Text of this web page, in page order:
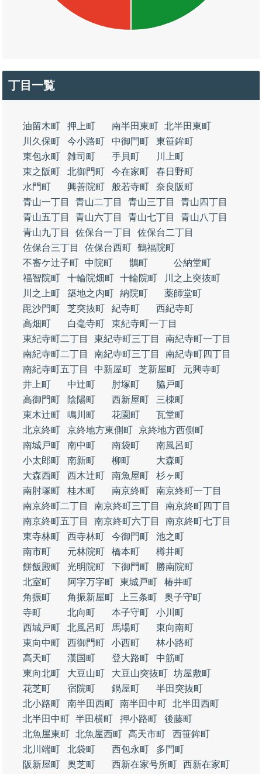
丁目一覧
油留木町 押上町 南半田東町 北半田東町
川久保町
今小路町 中御門町
東笹鉾町
東包永町
雑司町 手貝町
川上町
東之阪町
北御門町 今在家町
春日野町
水門町
興善院町 般若寺町
奈良阪町
青山一丁目
青山二丁目 青山三丁目
青山四丁目
青山五丁目
青山六丁目 青山七丁目
青山八丁目
青山九丁目
佐保台一丁目
佐保台二丁目
佐保台三丁目
佐保台西町 鶴福院町
不審ケ辻子町
中院町 鵲町
公納堂町
福智院町
十輪院畑町 十輪院町
川之上突抜町
川之上町
築地之内町 納院町
薬師堂町
毘沙門町
芝突抜町 紀寺町
西紀寺町
高畑町
白毫寺町
東紀寺町一丁目
東紀寺町二丁目
東紀寺町三丁目
南紀寺町一丁目
南紀寺町二丁目
南紀寺町三丁目
南紀寺町四丁目
南紀寺町五丁目
中新屋町 芝新屋町
元興寺町
井上町
中辻町 肘塚町
脇戸町
高御門町
陰陽町 西新屋町
三棟町
東木辻町
鳴川町 花園町
瓦堂町
北京終町
京終地方東側町 京終地方西側町
南城戸町
南中町 南袋町
南風呂町
小太郎町
南新町 柳町
大森町
大森西町
西木辻町 南魚屋町
杉ヶ町
南肘塚町
桂木町 南京終町
南京終町一丁目
南京終町二丁目
南京終町三丁目
南京終町四丁目
南京終町五丁目
南京終町六丁目
南京終町七丁目
東寺林町
西寺林町 今御門町
池之町
南市町
元林院町 橋本町
樽井町
餅飯殿町
光明院町 下御門町
勝南院町
北室町
阿字万字町 東城戸町
椿井町
角振町
角振新屋町 上三条町
奥子守町
寺町
北向町 本子守町
小川町
西城戸町
北風呂町 馬場町
東向南町
東向中町
西御門町 小西町
林小路町
高天町
漢国町 登大路町
中筋町
東向北町
大豆山町 大豆山突抜町 坊屋敷町
花芝町
宿院町 鍋屋町
半田突抜町
北小路町
南半田西町 南半田中町 北半田西町
北半田中町 半田横町 押小路町
後藤町
北魚屋東町 北魚屋西町 高天市町
西笹鉾町
北川端町
北袋町 西包永町
多門町
阪新屋町
奥芝町 西新在家号所町 西新在家町